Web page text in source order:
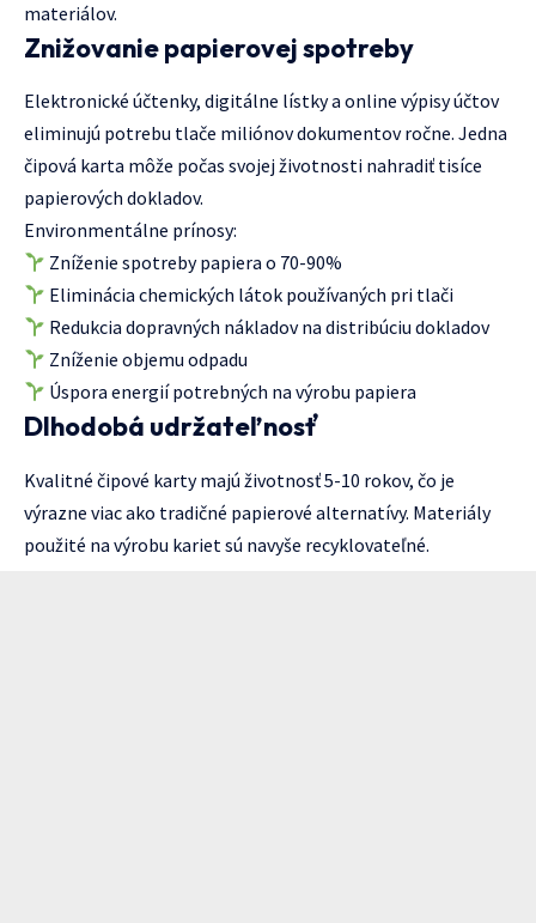
materiálov.
Znižovanie papierovej spotreby
Elektronické účtenky, digitálne lístky a online výpisy účtov
eliminujú potrebu tlače miliónov dokumentov ročne. Jedna
čipová karta môže počas svojej životnosti nahradiť tisíce
papierových dokladov.
Environmentálne prínosy:
Zníženie spotreby papiera o 70-90%
Eliminácia chemických látok používaných pri tlači
Redukcia dopravných nákladov na distribúciu dokladov
Zníženie objemu odpadu
Úspora energií potrebných na výrobu papiera
Dlhodobá udržateľnosť
Kvalitné čipové karty majú životnosť 5-10 rokov, čo je
výrazne viac ako tradičné papierové alternatívy. Materiály
použité na výrobu kariet sú navyše recyklovateľné.